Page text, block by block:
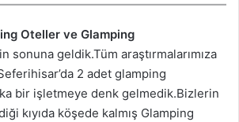
Oteller ve Glamping
sonuna geldik.Tüm araştırmalarımıza
2 adet glamping
bir işletmeye denk gelmedik.Bizlerin
kıyıda köşede kalmış Glamping